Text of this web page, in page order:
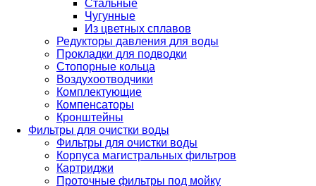
Стальные
Чугунные
Из цветных сплавов
Редукторы давления для воды
Прокладки для подводки
Стопорные кольца
Воздухоотводчики
Комплектующие
Компенсаторы
Кронштейны
Фильтры для очистки воды
Фильтры для очистки воды
Корпуса магистральных фильтров
Картриджи
Проточные фильтры под мойку